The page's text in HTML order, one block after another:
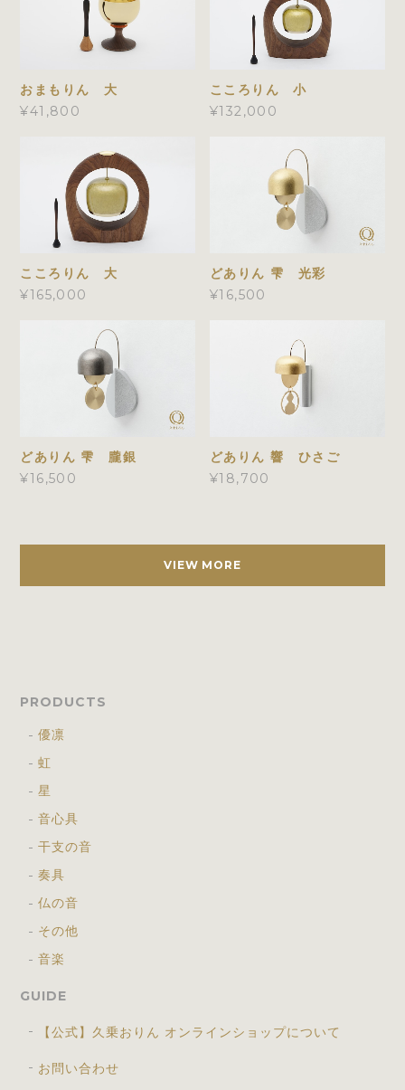
おまもりん 大
¥41,800
こころりん 小
¥132,000
こころりん 大
¥165,000
どありん 雫 光彩
¥16,500
どありん 雫 朧銀
¥16,500
どありん 響 ひさご
¥18,700
VIEW MORE
PRODUCTS
優凛
虹
星
音心具
干支の音
奏具
仏の音
その他
音楽
GUIDE
【公式】久乗おりん オンラインショップについて
お問い合わせ